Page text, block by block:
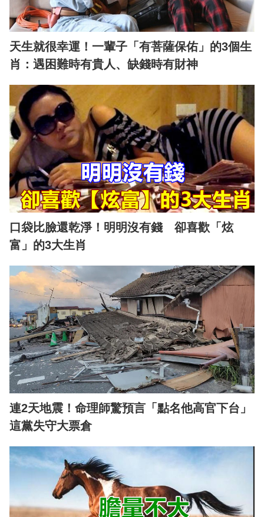
天生就很幸運！一輩子「有菩薩保佑」的3個生
肖：遇困難時有貴人、缺錢時有財神
口袋比臉還乾淨！明明沒有錢 卻喜歡「炫
富」的3大生肖
連2天地震！命理師驚預言「點名他高官下台」
這黨失守大票倉